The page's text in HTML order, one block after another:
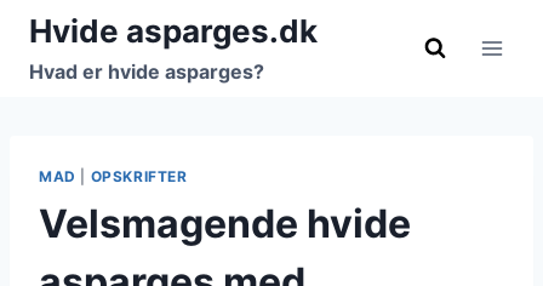
Fortsæt
indhold
Hvide asparges.dk
Hvad er hvide asparges?
MAD OPSKRIFTER
Velsmagende hvide